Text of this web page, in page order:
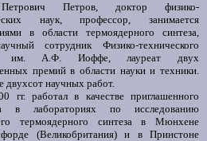
Петров, доктор физико-
наук, профессор, занимается
в области термоядерного синтеза,
сотрудник Физико-технического
им. А.Ф. Иоффе, лауреат двух
премий в области науки и техники.
двухсот научных работ.
гг. работал в качестве приглашенного
в лабораториях по исследованию
термоядерного синтеза в Мюнхене
(Великобритания) и в Принстоне